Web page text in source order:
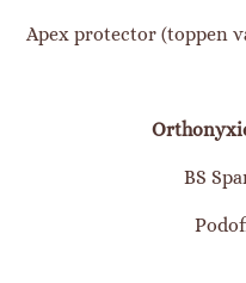
Apex protector (toppen
BS